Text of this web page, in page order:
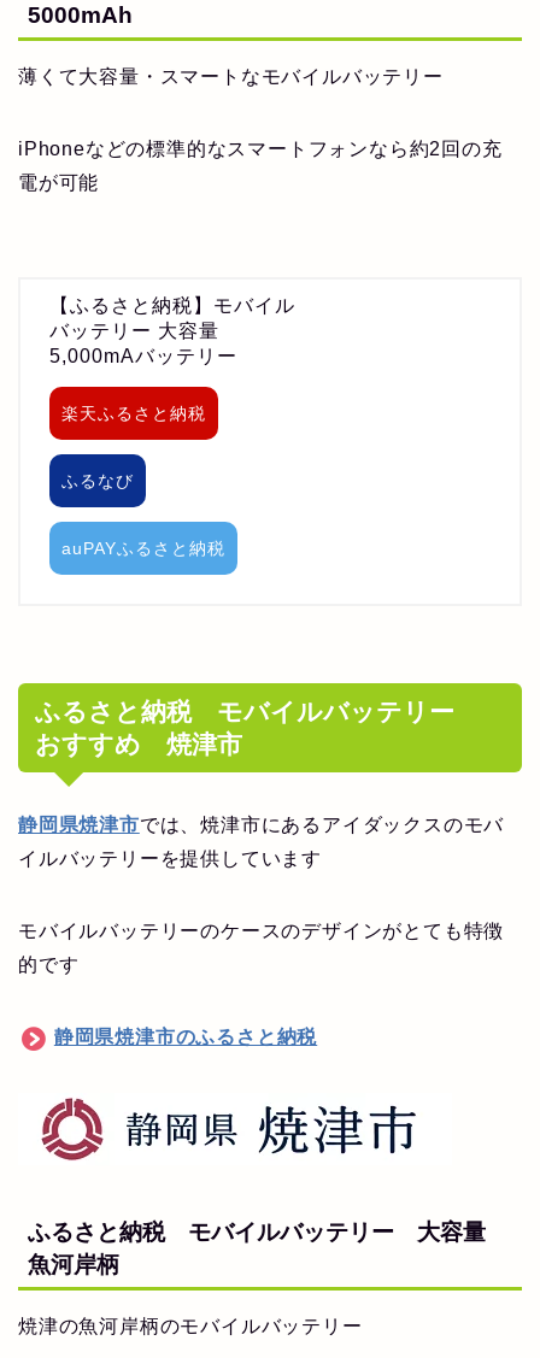
5000mAh
薄くて大容量・スマートなモバイルバッテリー
iPhoneなどの標準的なスマートフォンなら約2回の充
電が可能
【ふるさと納税】モバイル
バッテリー 大容量
5,000mAバッテリー
楽天ふるさと納税
ふるなび
auPAYふるさと納税
ふるさと納税 モバイルバッテリー
おすすめ 焼津市
静岡県焼津市では、焼津市にあるアイダックスのモバ
イルバッテリーを提供しています
モバイルバッテリーのケースのデザインがとても特徴
的です
静岡県焼津市のふるさと納税
ふるさと納税 モバイルバッテリー 大容量
魚河岸柄
焼津の魚河岸柄のモバイルバッテリー